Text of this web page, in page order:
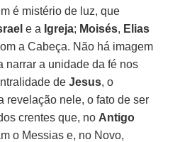
é mistério de luz, que
e a Igreja; Moisés, Elias
a Cabeça. Não há imagem
narrar a unidade da fé nos
deJesus, o
revelação nele, o fato de ser
crentes que, no Antigo
o Messias e, no Novo,